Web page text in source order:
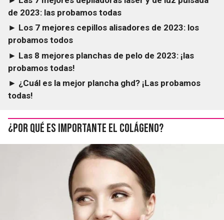
de 2023: las probamos todas
► Los 7 mejores cepillos alisadores de 2023: los
probamos todos
► Las 8 mejores planchas de pelo de 2023: ¡las
probamos todas!
► ¿Cuál es la mejor plancha ghd? ¡Las probamos
todas!
¿Por qué es importante el colágeno?